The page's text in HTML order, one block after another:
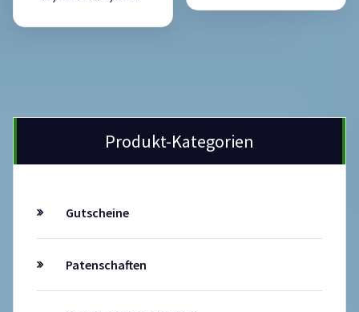
Produkt-Kategorien
Gutscheine
Patenschaften